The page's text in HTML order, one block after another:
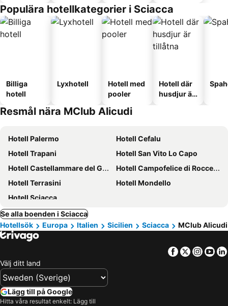
Populära hotellkategorier i Sciacca
Billiga
hotell
Lyxhotell
Hotell med
pooler
Hotell där
husdjur är
Resmål nära MClub Alicudi
Hotell Palermo
Hotell Cefalu
Hotell Trapani
Hotell San Vito Lo Capo
Hotell Castellammare del Golfo
Hotell Campofelice di Roccella
Hotell Terrasini
Hotell Mondello
Hotell Sciacca
Se alla boenden i Sciacca
Hotellsök
Europa Italien Sicilien Sciacca MClub Alicudi
Facebook
Twitter
Välj ditt land
Lägg till på Google
Hitta våra resultat enkelt: Lägg till